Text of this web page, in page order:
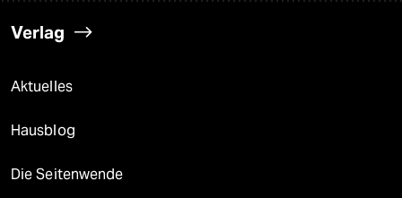
Verlag
Aktuelles
Hausblog
Die Seitenwende